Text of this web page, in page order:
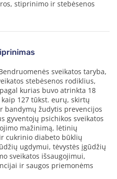
stiprinimo ir stebėsenos
sveikatos taryba,
stebėsenos rodiklius,
kurias buvo atrinkta 18
127 tūkst. eurų, skirtų
bandymų žudytis prevencijos
gyventojų psichikos sveikatos
mažinimą, lėtinių
cukrinio diabeto būklių
ugdymui, tėvystės įgūdžių
sveikatos išsaugojimui,
ir saugos priemonėms